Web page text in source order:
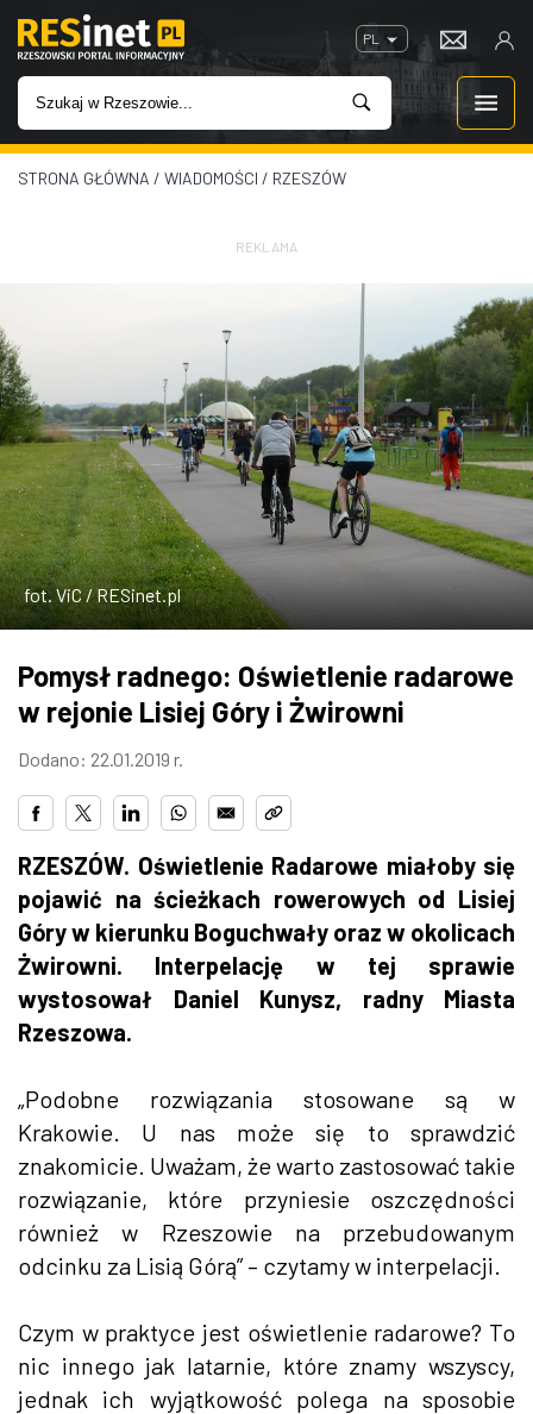
PL
WIADOMOŚCI
ROZRYWKA
W KINACH
GASTRONOMIA
ZDJĘCIA
W RZESZOWIE
STRONA GŁÓWNA / WIADOMOŚCI / RZESZÓW
REKLAMA
fot. ViC / RESinet.pl
Pomysł radnego: Oświetlenie radarowe
w rejonie Lisiej Góry i Żwirowni
Dodano: 22.01.2019 r.
RZESZÓW. Oświetlenie Radarowe miałoby się
pojawić na ścieżkach rowerowych od Lisiej
Góry w kierunku Boguchwały oraz w okolicach
Żwirowni. Interpelację w tej sprawie
wystosował Daniel Kunysz, radny Miasta
Rzeszowa.
„Podobne rozwiązania stosowane są w
Krakowie. U nas może się to sprawdzić
znakomicie. Uważam, że warto zastosować takie
rozwiązanie, które przyniesie oszczędności
również w Rzeszowie na przebudowanym
odcinku za Lisią Górą” – czytamy w interpelacji.
Czym w praktyce jest oświetlenie radarowe? To
nic innego jak latarnie, które znamy wszyscy,
jednak ich wyjątkowość polega na sposobie